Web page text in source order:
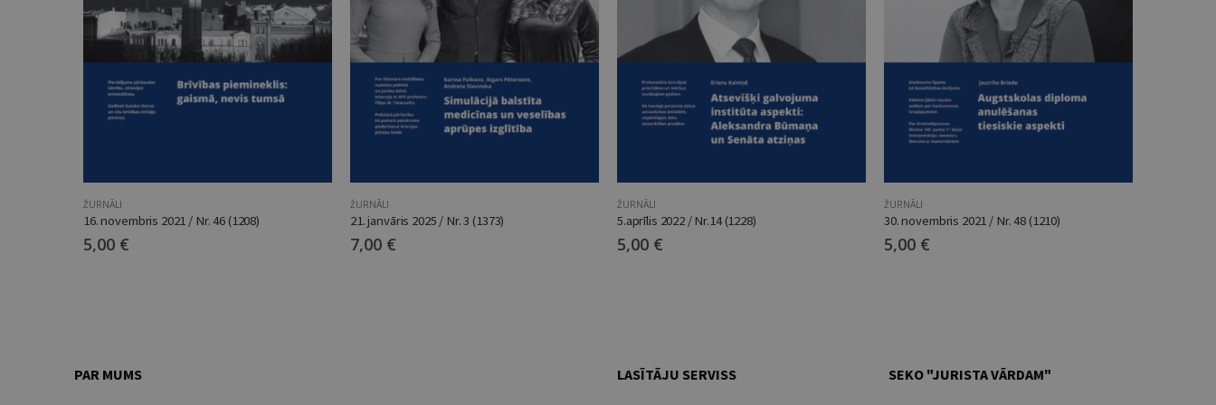
ŽURNĀLI
16. novembris 2021 / Nr. 46 (1208)
5,00 €
ŽURNĀLI
21. janvāris 2025 / Nr. 3 (1373)
7,00 €
ŽURNĀLI
5.aprīlis 2022 / Nr.14 (1228)
5,00 €
ŽURNĀLI
30. novembris 2021 / Nr. 48 (1210)
5,00 €
PAR MUMS LASĪTĀJU SERVISS SEKO "JURISTA VĀRDAM"